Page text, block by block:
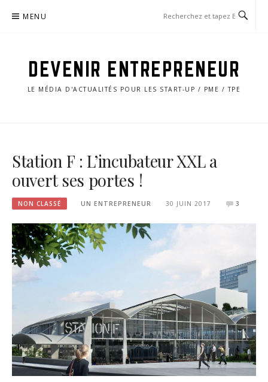
MENU
DEVENIR ENTREPRENEUR
LE MÉDIA D'ACTUALITÉS POUR LES START-UP / PME / TPE
Station F : L’incubateur XXL a
ouvert ses portes !
NON CLASSÉ UN ENTREPRENEUR 30 JUIN 2017 3